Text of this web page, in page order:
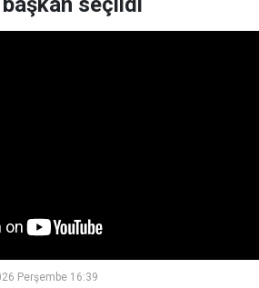
Perşembe 16:39